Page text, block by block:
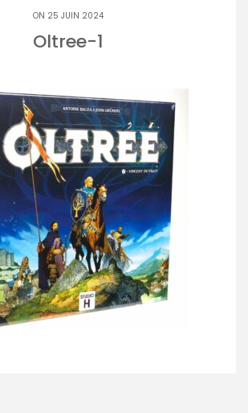
ON 25 JUIN 2024
Oltree-1